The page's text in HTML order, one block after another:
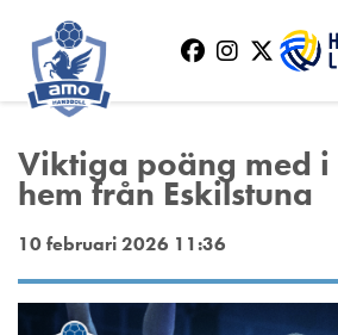
Viktiga poäng med i
hem från Eskilstuna
10 februari 2026 11:36